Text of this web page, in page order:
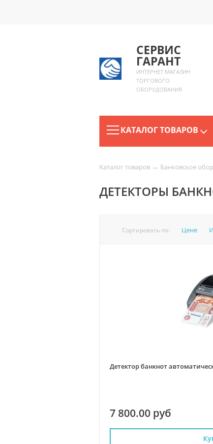
СЕРВИС
ГАРАНТ
ИНТЕРНЕТ МАГАЗИН
ТОРГОВОГО
ОБОРУДОВАНИЯ
КАТАЛОГ ТОВАРОВ
Каталог товаров → Банковское
ДЕТЕКТОРЫ
Сортировать по: Цене
Детектор банкнот
7 800.00 руб